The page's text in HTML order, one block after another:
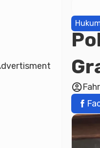
account_circle